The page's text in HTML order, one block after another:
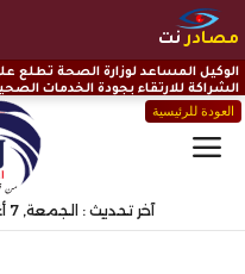
مصادرنت
العودة للرئيسية
الوكيل المساعد لوزارة الصحة تطلع
الشراكة للارتقاء بجودة الخدمات